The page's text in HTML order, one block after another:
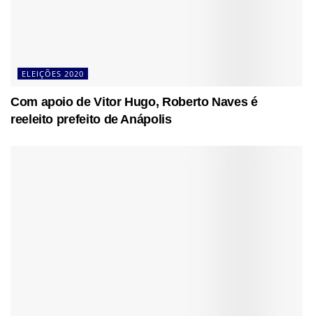
ELEIÇÕES 2020
Com apoio de Vitor Hugo, Roberto Naves é
reeleito prefeito de Anápolis